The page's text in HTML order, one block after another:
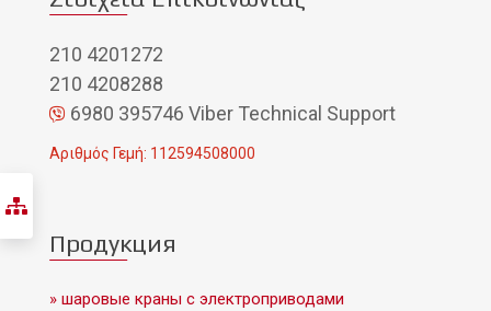
210 4201272
210 4208288
6980 395746 Viber Technical Support
Αριθμός Γεμή: 112594508000
Продукция
» шаровые краны с электроприводами